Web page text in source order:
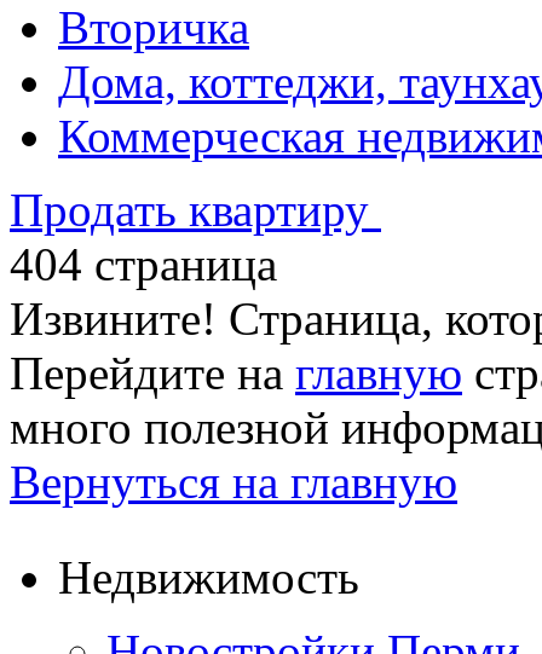
Вторичка
Дома, коттеджи,
Коммерческая
Продать квартиру
404 страница
Извините! Страница,
Перейдите на главную
много полезной
Вернуться на главную
Недвижимость